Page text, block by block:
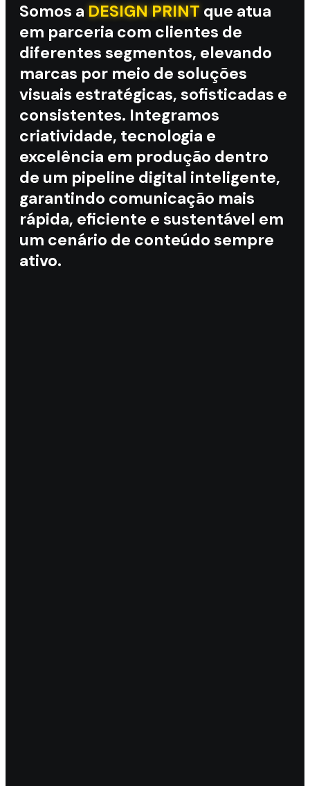
Somos a DESIGN PRINT que atua
em parceria com clientes de
diferentes segmentos, elevando
marcas por meio de soluções
visuais estratégicas, sofisticadas e
consistentes. Integramos
criatividade, tecnologia e
excelência em produção dentro
de um pipeline digital inteligente,
garantindo comunicação mais
rápida, eficiente e sustentável em
um cenário de conteúdo sempre
ativo.